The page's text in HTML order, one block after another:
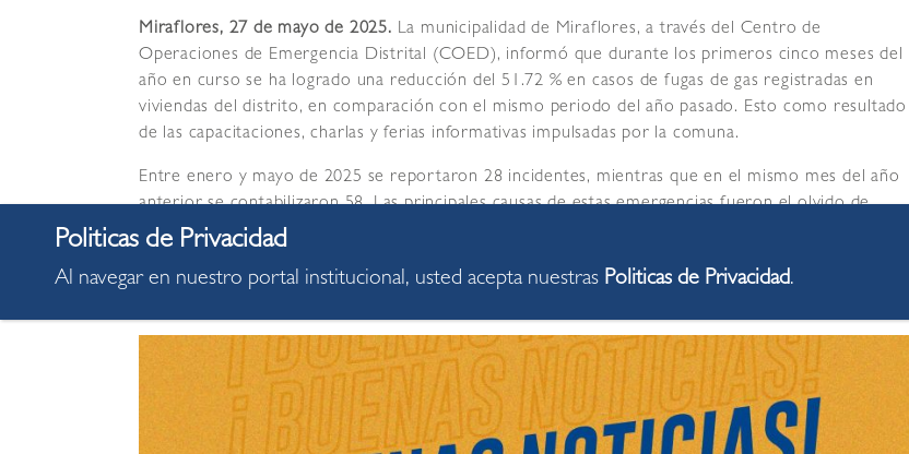
Miraflores, 27 de mayo de 2025. La municipalidad de Miraflores, a través del Centro de
Operaciones de Emergencia Distrital (COED), informó que durante los primeros cinco meses del
año en curso se ha logrado una reducción del 51.72 % en casos de fugas de gas registradas en
viviendas del distrito, en comparación con el mismo periodo del año pasado. Esto como resultado
de las capacitaciones, charlas y ferias informativas impulsadas por la comuna.
Entre enero y mayo de 2025 se reportaron 28 incidentes, mientras que en el mismo mes del año
anterior se contabilizaron 58. Las principales causas de estas emergencias fueron el olvido de
llaves de cocina abiertas, instalaciones defectuosas de balones de gas y el mal uso de mangueras y
derivar en intoxicaciones por inhalación de gas e incluso explosiones.
Al navegar en nuestro portal institucional, usted acepta nuestras Politicas de Privacidad.